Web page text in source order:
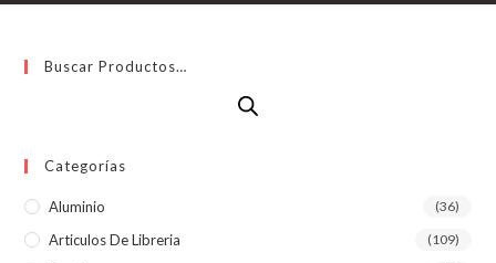
Buscar Productos…
Categorías
Aluminio (36)
Articulos De Libreria (109)